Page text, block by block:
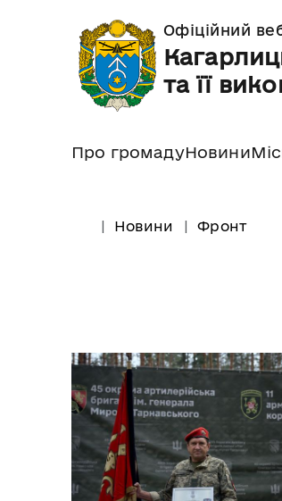
Офіційний
та її
Про громадуНовини
Новини Фронт